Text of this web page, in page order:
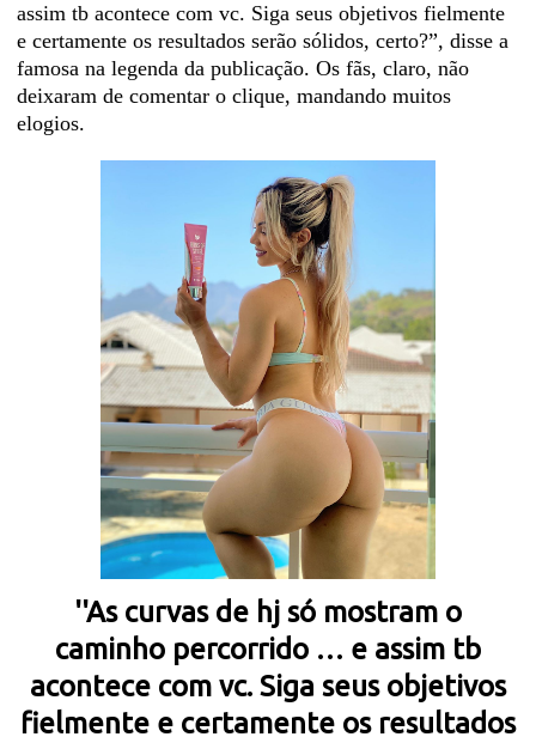
assim tb acontece com vc. Siga seus objetivos fielmente
e certamente os resultados serão sólidos, certo?”, disse a
famosa na legenda da publicação. Os fãs, claro, não
deixaram de comentar o clique, mandando muitos
elogios.
''As curvas de hj só mostram o
caminho percorrido … e assim tb
acontece com vc. Siga seus objetivos
fielmente e certamente os resultados